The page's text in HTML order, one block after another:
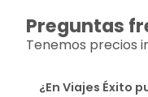
Preguntas
Tenemos precios
¿En Viajes Éxito